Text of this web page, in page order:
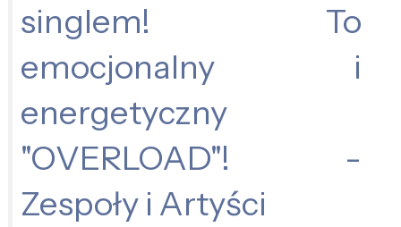
singlem! To
emocjonalny i
energetyczny
"OVERLOAD"! -
Zespoły i Artyści